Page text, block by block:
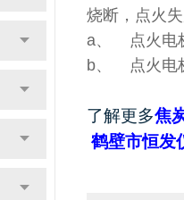
烧断，点火
a、 点火电
b、 点火电
了解更多焦
鹤壁市恒发